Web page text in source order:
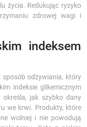
życia. Redukując ryzyko
zdrowej wagi i
indeksem
sposób odżywiania, który
indeksie glikemicznym
jak szybko dany
we krwi. Produkty, które
wolniej i nie powodują